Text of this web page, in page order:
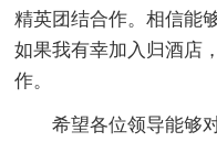
精英团结合作。相信能
如果我有幸加入归酒店
作。
希望各位领导能够